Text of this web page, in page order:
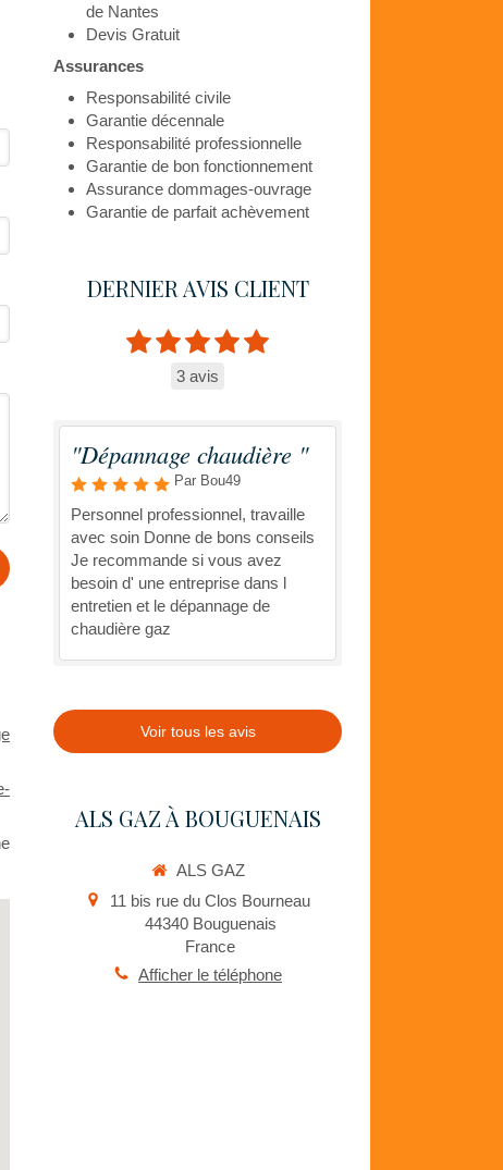
de Nantes
Devis Gratuit
Assurances
Responsabilité civile
Garantie décennale
Responsabilité professionnelle
Garantie de bon fonctionnement
Assurance dommages-ouvrage
Garantie de parfait achèvement
DERNIER AVIS CLIENT
3 avis
"Dépannage chaudière "
Par Bou49
Personnel professionnel, travaille
avec soin Donne de bons conseils
Je recommande si vous avez
besoin d' une entreprise dans l
entretien et le dépannage de
chaudière gaz
Voir tous les avis
ALS GAZ À BOUGUENAIS
ALS GAZ
11 bis rue du Clos Bourneau
44340 Bouguenais
France
Afficher le téléphone